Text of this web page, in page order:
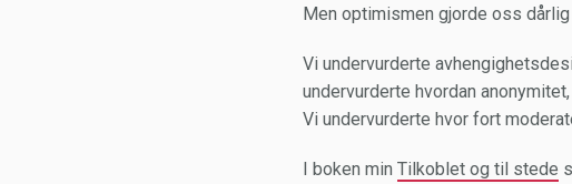
Men optimismen gjorde oss
Vi undervurderte
undervurderte hvordan
Vi undervurderte hvor fort
I boken min Tilkoblet og til stede